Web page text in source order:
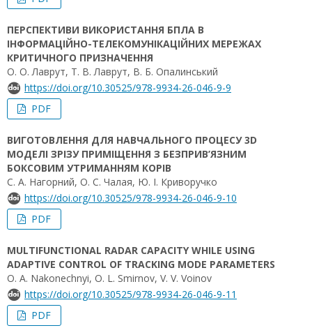
ПЕРСПЕКТИВИ ВИКОРИСТАННЯ БПЛА В
ІНФОРМАЦІЙНО-ТЕЛЕКОМУНІКАЦІЙНИХ МЕРЕЖАХ
КРИТИЧНОГО ПРИЗНАЧЕННЯ
О. О. Лаврут, Т. В. Лаврут, В. Б. Опалинський
https://doi.org/10.30525/978-9934-26-046-9-9
PDF
ВИГОТОВЛЕННЯ ДЛЯ НАВЧАЛЬНОГО ПРОЦЕСУ 3D
МОДЕЛІ ЗРІЗУ ПРИМІЩЕННЯ З БЕЗПРИВ’ЯЗНИМ
БОКСОВИМ УТРИМАННЯМ КОРІВ
С. А. Нагорний, О. С. Чалая, Ю. І. Криворучко
https://doi.org/10.30525/978-9934-26-046-9-10
PDF
MULTIFUNCTIONAL RADAR CAPACITY WHILE USING
ADAPTIVE CONTROL OF TRACKING MODE PARAMETERS
O. A. Nakonechnyi, O. L. Smirnov, V. V. Voinov
https://doi.org/10.30525/978-9934-26-046-9-11
PDF